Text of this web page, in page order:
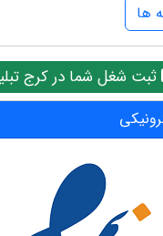
ها
ثبت شغل شما در کرج